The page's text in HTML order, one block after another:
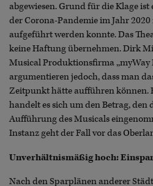
abgewiesen. Grund für die Klage
der Corona-Pandemie im Jahr
aufgeführt werden konnte. Das
keine Haftung übernehmen. Dirk
Musical Produktionsfirma
argumentieren jedoch, dass man
Zeitpunkt hätte aufführen können.
handelt es sich um den Betrag, den
Aufführung des Musicals
Instanz geht der Fall vor das
Unverhältnismäßig hoch:
Nach den Sparplänen anderer